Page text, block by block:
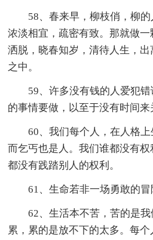
58、春来早，柳枝俏，柳的
浓淡相宜，疏密有致。那就做
洒脱，晓春知岁，清待人生，
之中。
59、许多没有钱的人爱犯错
的事情要做，以至于没有时间来
60、我们每个人，在人格上
而乞丐也是人。我们谁都没有
都没有践踏别人的权利。
61、生命若非一场勇敢的冒
62、生活本不苦，苦的是我
累，累的是放不下的太多。每